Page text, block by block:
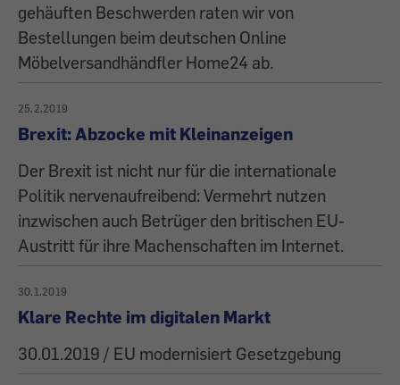
gehäuften Beschwerden raten wir von
Bestellungen beim deutschen Online
Möbelversandhändfler Home24 ab.
25.2.2019
Brexit: Abzocke mit Kleinanzeigen
Der Brexit ist nicht nur für die internationale
Politik nervenaufreibend: Vermehrt nutzen
inzwischen auch Betrüger den britischen EU-
Austritt für ihre Machenschaften im Internet.
30.1.2019
Klare Rechte im digitalen Markt
30.01.2019 / EU modernisiert Gesetzgebung